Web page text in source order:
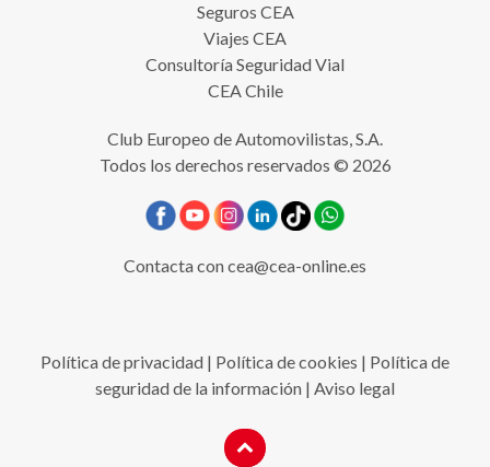
Seguros CEA
Viajes CEA
Consultoría Seguridad Vial
CEA Chile
Club Europeo de Automovilistas, S.A.
Todos los derechos reservados © 2026
Contacta concea@cea-online.es
Política de privacidad | Política de cookies | Política de
seguridad de la información | Aviso legal